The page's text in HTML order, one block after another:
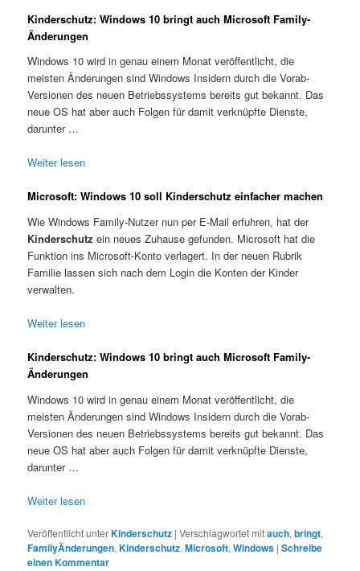
Kinderschutz: Windows 10 bringt auch Microsoft Family-
Änderungen
Windows 10 wird in genau einem Monat veröffentlicht, die
meisten Änderungen sind Windows Insidern durch die Vorab-
Versionen des neuen Betriebssystems bereits gut bekannt. Das
neue OS hat aber auch Folgen für damit verknüpfte Dienste,
darunter …
Weiter lesen
Microsoft: Windows 10 soll Kinderschutz einfacher machen
Wie Windows Family-Nutzer nun per E-Mail erfuhren, hat der
Kinderschutz ein neues Zuhause gefunden. Microsoft hat die
Funktion ins Microsoft-Konto verlagert. In der neuen Rubrik
Familie lassen sich nach dem Login die Konten der Kinder
verwalten.
Weiter lesen
Kinderschutz: Windows 10 bringt auch Microsoft Family-
Änderungen
Windows 10 wird in genau einem Monat veröffentlicht, die
meisten Änderungen sind Windows Insidern durch die Vorab-
Versionen des neuen Betriebssystems bereits gut bekannt. Das
neue OS hat aber auch Folgen für damit verknüpfte Dienste,
darunter …
Weiter lesen
Veröffentlicht unterKinderschutz |Verschlagwortet mitauch,bringt,
FamilyÄnderungen,Kinderschutz,Microsoft,Windows |Schreibe
einen Kommentar